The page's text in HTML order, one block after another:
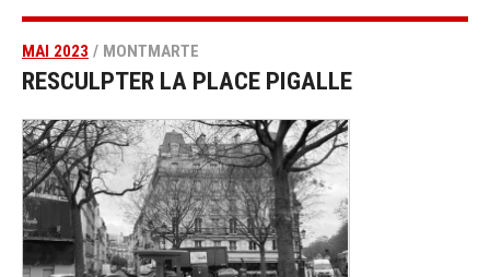
MAI 2023 / MONTMARTE
RESCULPTER LA PLACE PIGALLE